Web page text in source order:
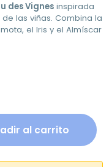
des Vignes inspirada
las viñas. Combina la
el Iris y el Almíscar
al carrito